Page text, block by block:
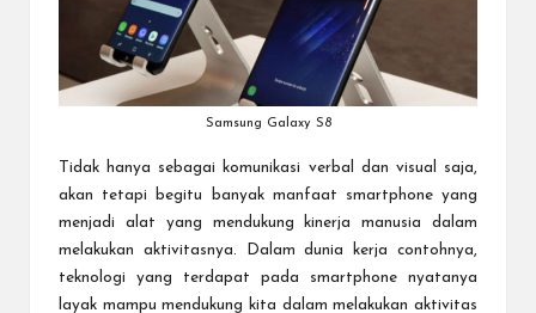
Samsung Galaxy S8
Tidak hanya sebagai komunikasi verbal dan visual saja,
akan tetapi begitu banyak manfaat smartphone yang
menjadi alat yang mendukung kinerja manusia dalam
melakukan aktivitasnya. Dalam dunia kerja contohnya,
teknologi yang terdapat pada smartphone nyatanya
layak mampu mendukung kita dalam melakukan aktivitas